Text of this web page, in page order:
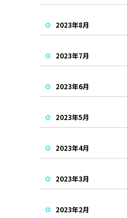
2023年8月
2023年7月
2023年6月
2023年5月
2023年4月
2023年3月
2023年2月